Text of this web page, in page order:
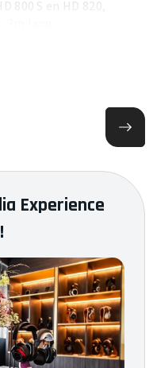
800 S en HD 820,
Experience